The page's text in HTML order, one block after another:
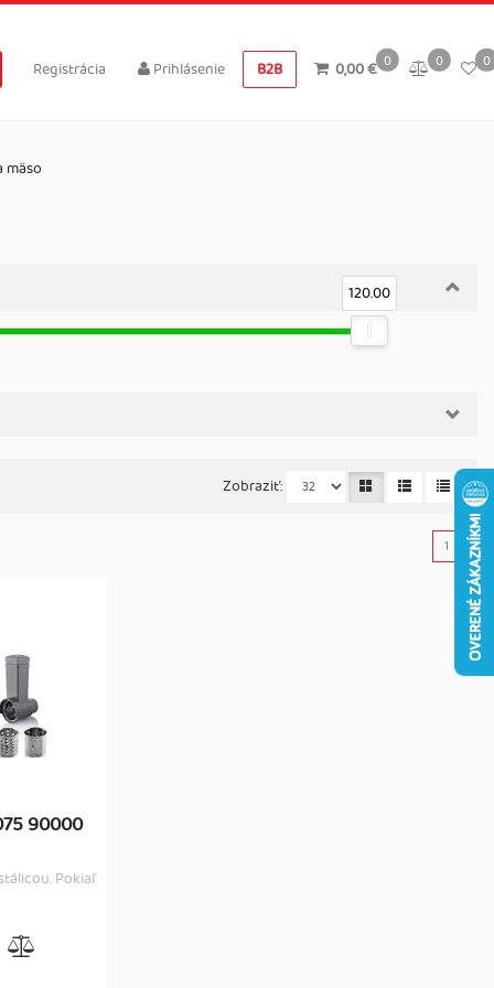
0
0,00 € 0 0
B2B
Registrácia Prihlásenie
mäso
120.00
Zobraziť:
1
90000
Pokiaľ